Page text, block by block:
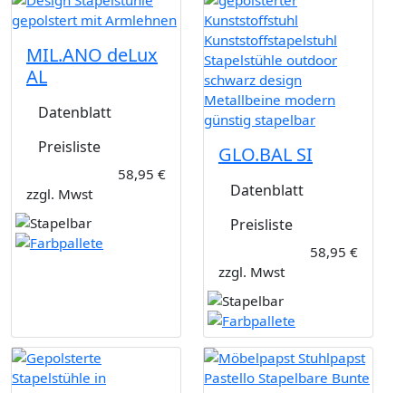
MIL.ANO deLux
AL
Datenblatt
Preisliste
58,95 €
zzgl. Mwst
GLO.BAL SI
Datenblatt
Preisliste
58,95 €
zzgl. Mwst